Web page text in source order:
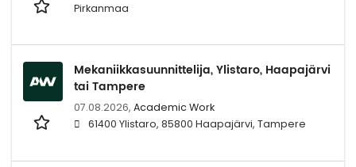
Pirkanmaa
Mekaniikkasuunnittelija, Ylistaro, Haapajärvi
tai Tampere
07.08.2026, Academic Work
61400 Ylistaro, 85800 Haapajärvi, Tampere